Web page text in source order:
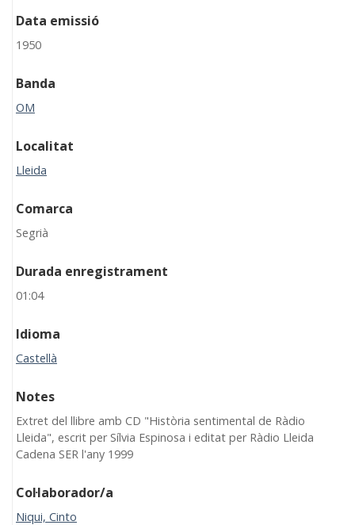
Data emissió
1950
Banda
OM
Localitat
Lleida
Comarca
Segrià
Durada enregistrament
01:04
Idioma
Castellà
Notes
Extret del llibre amb CD "Història sentimental de Ràdio
Lleida", escrit per Sílvia Espinosa i editat per Ràdio Lleida
Cadena SER l'any 1999
Col·laborador/a
Niqui, Cinto